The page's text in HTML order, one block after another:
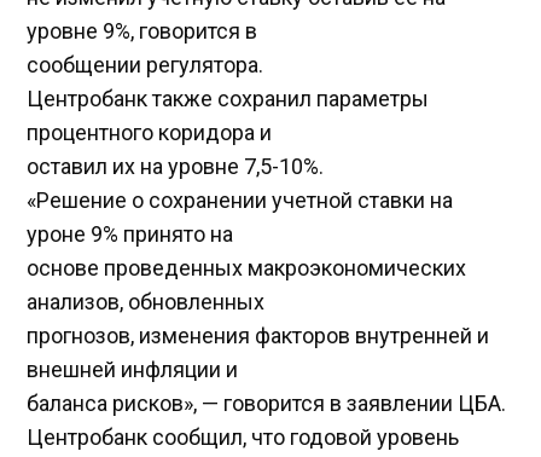
уровне 9%, говорится в
сообщении регулятора.
Центробанк также сохранил параметры
процентного коридора и
оставил их на уровне 7,5-10%.
«Решение о сохранении учетной ставки на
уроне 9% принято на
основе проведенных макроэкономических
анализов, обновленных
прогнозов, изменения факторов внутренней и
внешней инфляции и
баланса рисков», — говорится в заявлении ЦБА.
Центробанк сообщил, что годовой уровень